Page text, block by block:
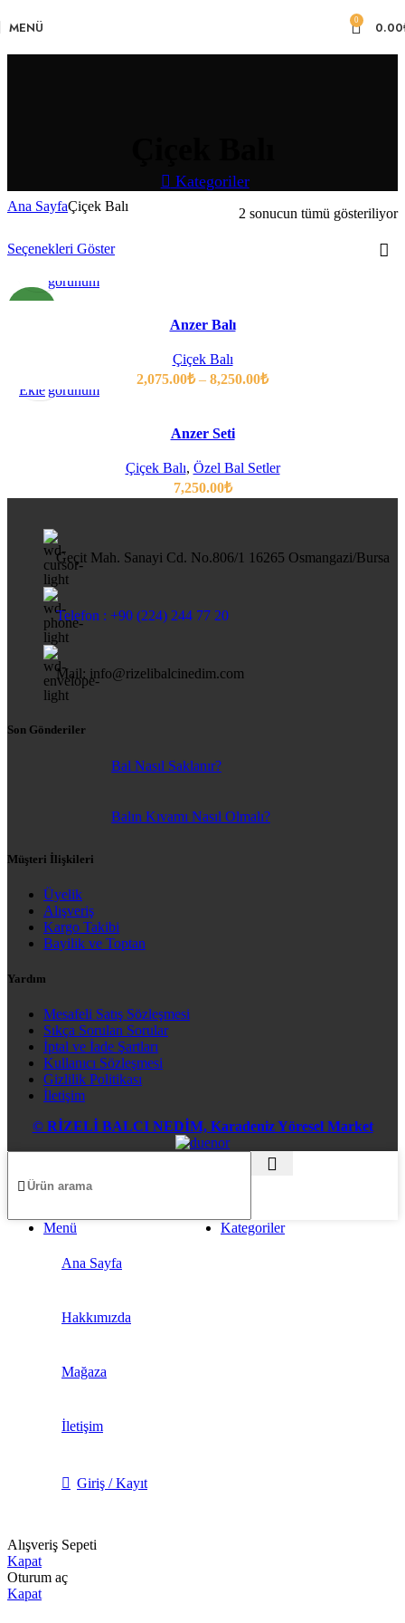
MENÜ 0 0.00
Kategoriler
Ana SayfaÇiçek Balı 2 sonucun tümü gösteriliyor
Seçenekleri Göster
Seçenekler
görünüm
Anzer Balı
Çiçek Balı
2,075.00₺ – 8,250.00₺
Ekle görünüm
Anzer Seti
Çiçek Balı, Özel Bal Setler
7,250.00₺
Geçit Mah. Sanayi Cd. No.806/1 16265 Osmangazi/Bursa
Telefon : +90 (224) 244 77 20
Mail: info@rizelibalcinedim.com
Son Gönderiler
Bal Nasıl Saklanır?
Balın Kıvamı Nasıl Olmalı?
Müşteri İlişkileri
Üyelik
Alışveriş
Kargo Takibi
Bayilik ve Toptan
Yardım
Mesafeli Satış Sözleşmesi
Sıkça Sorulan Sorular
İptal ve İade Şartları
Kullanıcı Sözleşmesi
Gizlilik Politikası
İletişim
© RİZELİ BALCI NEDİM, Karadeniz Yöresel Market
Menü Kategoriler
Ana Sayfa
Hakkımızda
Mağaza
İletişim
Giriş / Kayıt
Alışveriş Sepeti
Kapat
Oturum aç
Kapat